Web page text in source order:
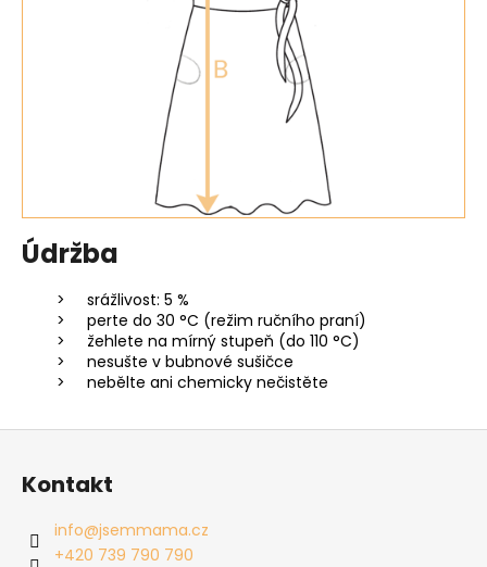
Údržba
srážlivost: 5 %
perte do 30 °C (režim ručního praní)
žehlete na mírný stupeň (do 110 °C)
nesušte v bubnové sušičce
nebělte ani chemicky nečistěte
Z
Kontakt
info@jsemmama.cz
+420 739 790 790